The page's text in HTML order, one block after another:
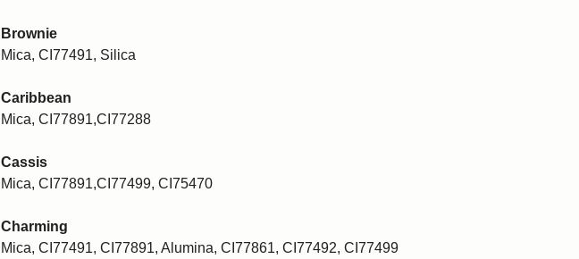
Brownie
Mica, CI77491, Silica
Caribbean
Mica, CI77891,CI77288
Cassis
Mica, CI77891,CI77499, CI75470
Charming
Mica, CI77491, CI77891, Alumina, CI77861, CI77492, CI77499